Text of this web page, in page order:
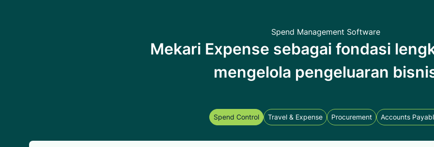
Spend Management Software
Mekari Expense sebagai fondasi
mengelola pengeluaran
Spend Control Travel & Expense Procurement Accounts